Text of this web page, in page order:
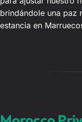
brindándole una paz
estancia en